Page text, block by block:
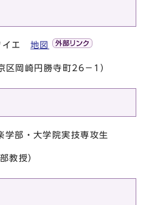
イエ地図
岡崎円勝寺町26－1）
学部・大学院実技専攻生
教授）